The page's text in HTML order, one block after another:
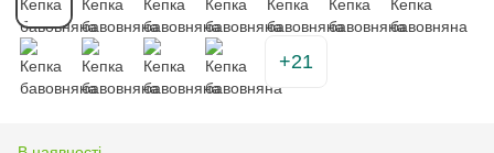
+21